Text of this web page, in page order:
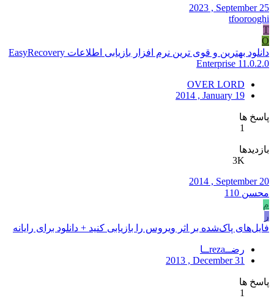
2023 , September 25
tfoorooghi
T
O
دانلود بهترین و قوی ترین نرم افزار بازیابی اطلاعات EasyRecovery
Enterprise 11.0.2.0
OVER LORD
2014 , January 19
پاسخ ها
1
بازدیدها
3K
2014 , September 20
محسن 110
م
ر
فايل‌های پاک‌شده بر اثر ويروس را بازيابی كنيد + دانلود برای رایانه
رضــrezaــا
2013 , December 31
پاسخ ها
1